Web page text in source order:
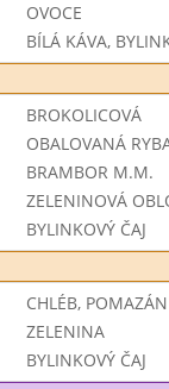
OVOCE
BÍLÁ KÁVA,
BROKOLICOVÁ
OBALOVANÁ
BRAMBOR M.M.
ZELENINOVÁ
BYLINKOVÝ ČAJ
CHLÉB,
ZELENINA
BYLINKOVÝ ČAJ